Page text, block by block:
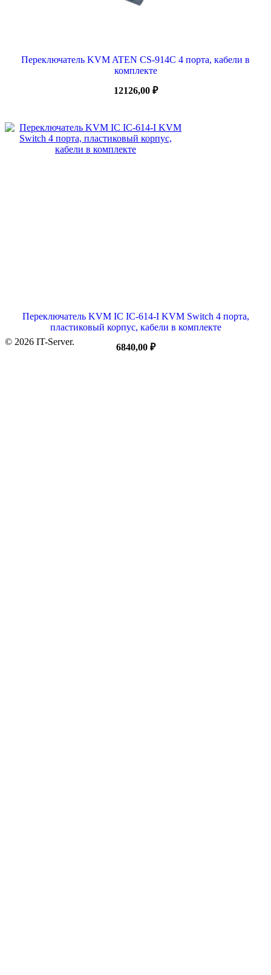
Переключатель KVM ATEN CS-914C 4 порта, кабели в
комплекте
12126,00 ₽
Переключатель KVM IC IC-614-I KVM Switch 4 порта,
пластиковый корпус, кабели в комплекте
6840,00 ₽
© 2026 IT-Server.